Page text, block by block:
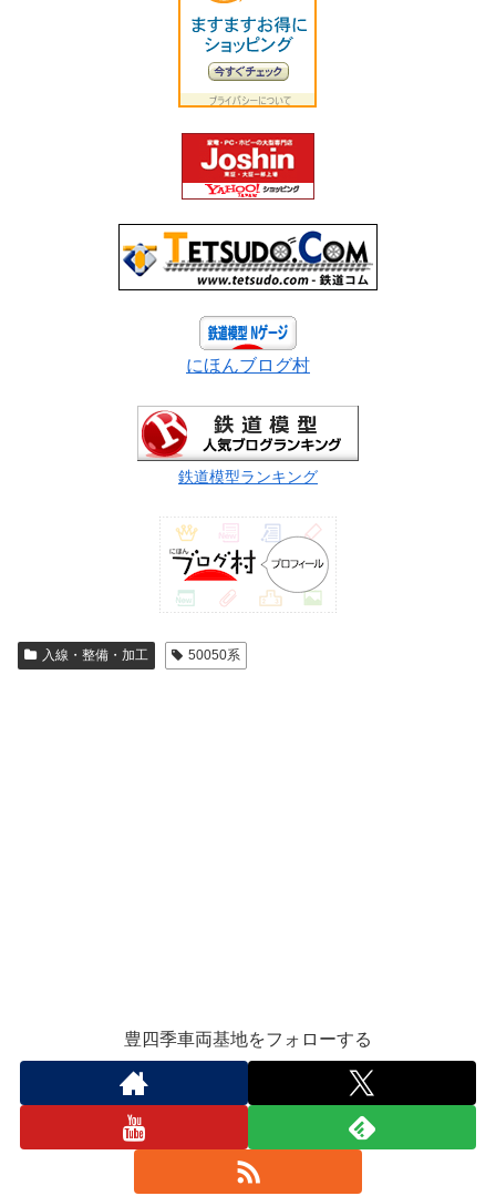
にほんブログ村
鉄道模型ランキング
入線・整備・加工 50050系
豊四季車両基地をフォローする